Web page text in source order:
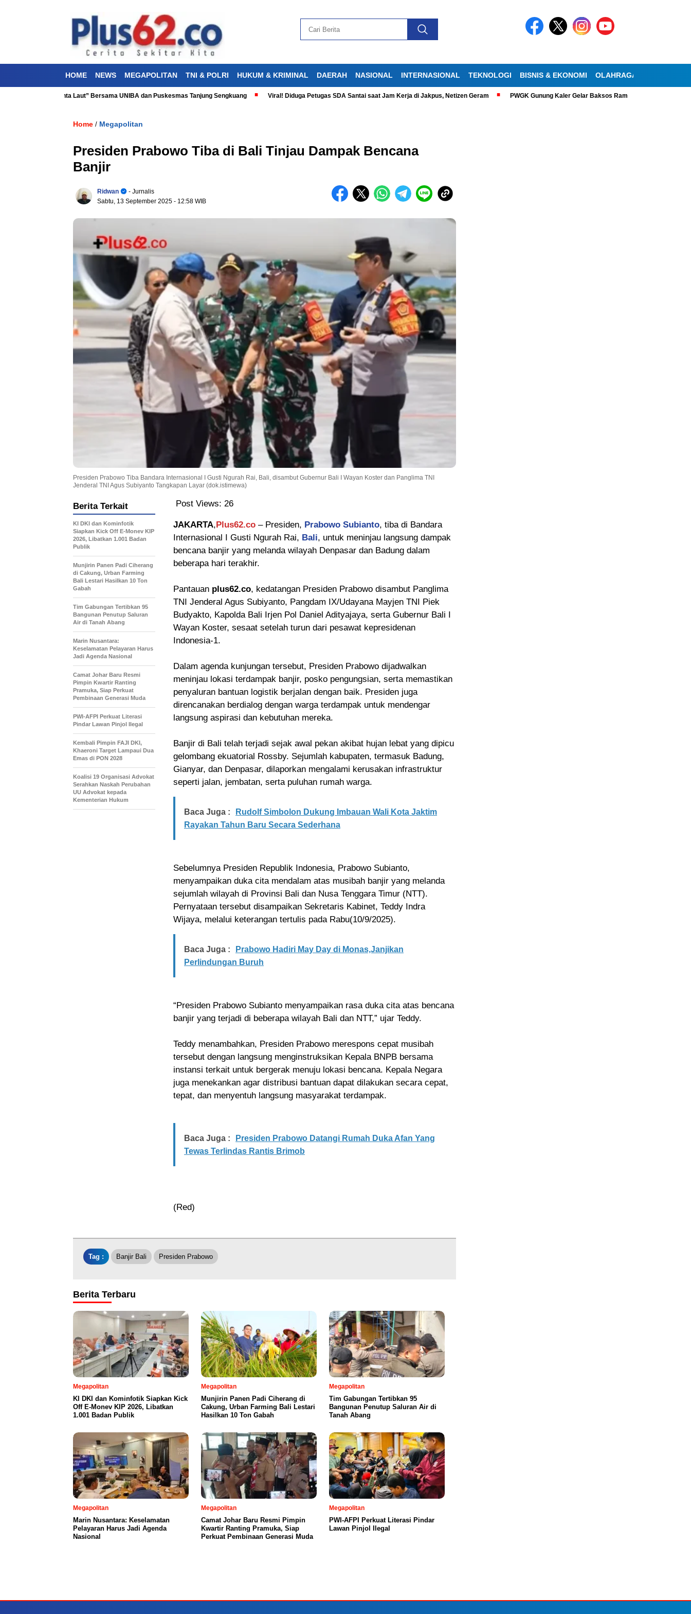
HOME NEWS MEGAPOLITAN TNI & POLRI HUKUM & KRIMINAL DAERAH NASIONAL INTERNASIONAL TEKNOLOGI BISNIS & EKONOMI OLAHRAGA
“Aku Cinta Laut” Bersama UNIBA dan Puskesmas Tanjung Sengkuang Viral! Diduga Petugas SDA Santai saat Jam Kerja di Jakpus, Netizen Geram PWGK Gunung Kaler Gelar Baksos Ramadan, Bantu Lansia
Home / Megapolitan
Presiden Prabowo Tiba di Bali Tinjau Dampak Bencana
Banjir
Ridwan
- Jurnalis
Sabtu, 13 September 2025 - 12:58 WIB
Presiden Prabowo Tiba Bandara Internasional I Gusti Ngurah Rai, Bali, disambut Gubernur Bali I Wayan Koster dan Panglima TNI
Jenderal TNI Agus Subiyanto Tangkapan Layar (dok.istimewa)
Post Views: 26
JAKARTA,Plus62.co – Presiden, Prabowo Subianto, tiba di Bandara
Internasional I Gusti Ngurah Rai, Bali, untuk meninjau langsung dampak
bencana banjir yang melanda wilayah Denpasar dan Badung dalam
beberapa hari terakhir.
Pantauan plus62.co, kedatangan Presiden Prabowo disambut Panglima
TNI Jenderal Agus Subiyanto, Pangdam IX/Udayana Mayjen TNI Piek
Budyakto, Kapolda Bali Irjen Pol Daniel Adityajaya, serta Gubernur Bali I
Wayan Koster, sesaat setelah turun dari pesawat kepresidenan
Indonesia-1.
Dalam agenda kunjungan tersebut, Presiden Prabowo dijadwalkan
meninjau lokasi terdampak banjir, posko pengungsian, serta memastikan
penyaluran bantuan logistik berjalan dengan baik. Presiden juga
direncanakan berdialog dengan warga terdampak untuk mendengar
langsung aspirasi dan kebutuhan mereka.
Banjir di Bali telah terjadi sejak awal pekan akibat hujan lebat yang dipicu
gelombang ekuatorial Rossby. Sejumlah kabupaten, termasuk Badung,
Gianyar, dan Denpasar, dilaporkan mengalami kerusakan infrastruktur
seperti jalan, jembatan, serta puluhan rumah warga.
Baca Juga :
Rudolf Simbolon Dukung Imbauan Wali Kota Jaktim
Rayakan Tahun Baru Secara Sederhana
Sebelumnya Presiden Republik Indonesia, Prabowo Subianto,
menyampaikan duka cita mendalam atas musibah banjir yang melanda
sejumlah wilayah di Provinsi Bali dan Nusa Tenggara Timur (NTT).
Pernyataan tersebut disampaikan Sekretaris Kabinet, Teddy Indra
Wijaya, melalui keterangan tertulis pada Rabu(10/9/2025).
Baca Juga :
Prabowo Hadiri May Day di Monas,Janjikan
Perlindungan Buruh
“Presiden Prabowo Subianto menyampaikan rasa duka cita atas bencana
banjir yang terjadi di beberapa wilayah Bali dan NTT,” ujar Teddy.
Teddy menambahkan, Presiden Prabowo merespons cepat musibah
tersebut dengan langsung menginstruksikan Kepala BNPB bersama
instansi terkait untuk bergerak menuju lokasi bencana. Kepala Negara
juga menekankan agar distribusi bantuan dapat dilakukan secara cepat,
tepat, dan menyentuh langsung masyarakat terdampak.
Baca Juga :
Presiden Prabowo Datangi Rumah Duka Afan Yang
Tewas Terlindas Rantis Brimob
(Red)
Berita Terkait
KI DKI dan Kominfotik
Siapkan Kick Off E-Monev KIP
2026, Libatkan 1.001 Badan
Publik
Munjirin Panen Padi Ciherang
di Cakung, Urban Farming
Bali Lestari Hasilkan 10 Ton
Gabah
Tim Gabungan Tertibkan 95
Bangunan Penutup Saluran
Air di Tanah Abang
Marin Nusantara:
Keselamatan Pelayaran Harus
Jadi Agenda Nasional
Camat Johar Baru Resmi
Pimpin Kwartir Ranting
Pramuka, Siap Perkuat
Pembinaan Generasi Muda
PWI-AFPI Perkuat Literasi
Pindar Lawan Pinjol Ilegal
Kembali Pimpin FAJI DKI,
Khaeroni Target Lampaui Dua
Emas di PON 2028
Koalisi 19 Organisasi Advokat
Serahkan Naskah Perubahan
UU Advokat kepada
Kementerian Hukum
Tag : Banjir Bali Presiden Prabowo
Berita Terbaru
Megapolitan
KI DKI dan Kominfotik Siapkan Kick
Off E-Monev KIP 2026, Libatkan
1.001 Badan Publik
Megapolitan
Munjirin Panen Padi Ciherang di
Cakung, Urban Farming Bali Lestari
Hasilkan 10 Ton Gabah
Megapolitan
Tim Gabungan Tertibkan 95
Bangunan Penutup Saluran Air di
Tanah Abang
Megapolitan
Marin Nusantara: Keselamatan
Pelayaran Harus Jadi Agenda
Nasional
Megapolitan
Camat Johar Baru Resmi Pimpin
Kwartir Ranting Pramuka, Siap
Perkuat Pembinaan Generasi Muda
Megapolitan
PWI-AFPI Perkuat Literasi Pindar
Lawan Pinjol Ilegal